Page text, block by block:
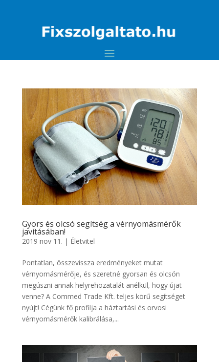
Gyors és olcsó segítség a vérnyomásmérők
javításában!
2019 nov 11. | Életvitel
Pontatlan, összevissza eredményeket mutat
vérnyomásmérője, és szeretné gyorsan és olcsón
megúszni annak helyrehozatalát anélkül, hogy újat
venne? A Commed Trade Kft. teljes körű segítséget
nyújt! Cégünk fő profilja a háztartási és orvosi
vérnyomásmérők kalibrálása,...